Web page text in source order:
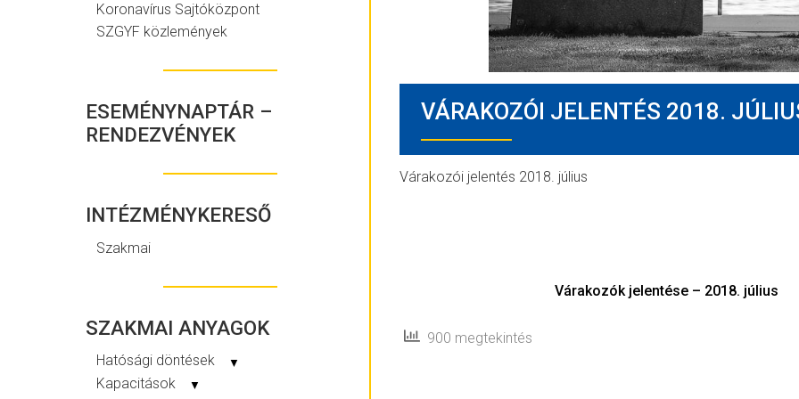
Koronavírus Sajtóközpont
SZGYF közlemények
ESEMÉNYNAPTÁR –
RENDEZVÉNYEK
INTÉZMÉNYKERESŐ
Szakmai
SZAKMAI ANYAGOK
Hatósági döntések ▼
Kapacitások ▼
VÁRAKOZÓI JELENTÉS 2018.
Várakozói jelentés 2018. július
Várakozók jelentése – 2018. július
900 megtekintés